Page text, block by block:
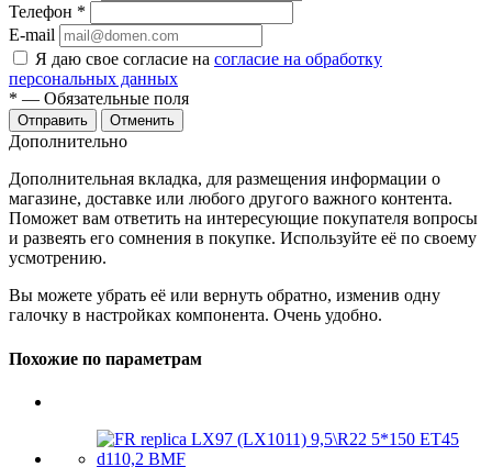
Телефон *
E-mail
Я даю свое согласие на согласие на обработку
персональных данных
* — Обязательные поля
Отменить
Дополнительно
Дополнительная вкладка, для размещения информации о
магазине, доставке или любого другого важного контента.
Поможет вам ответить на интересующие покупателя вопросы
и развеять его сомнения в покупке. Используйте её по своему
усмотрению.
Вы можете убрать её или вернуть обратно, изменив одну
галочку в настройках компонента. Очень удобно.
Похожие по параметрам